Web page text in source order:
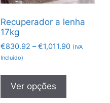
Recuperador a lenha
17kg
€830.92 – €1,011.90 (IVA
Incluído)
Ver opções